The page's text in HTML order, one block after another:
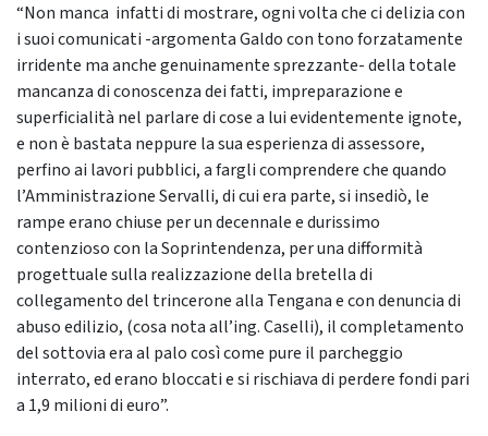
“Non manca infatti di mostrare, ogni volta che ci delizia con
i suoi comunicati -argomenta Galdo con tono forzatamente
irridente ma anche genuinamente sprezzante- della totale
mancanza di conoscenza dei fatti, impreparazione e
superficialità nel parlare di cose a lui evidentemente ignote,
e non è bastata neppure la sua esperienza di assessore,
perfino ai lavori pubblici, a fargli comprendere che quando
l’Amministrazione Servalli, di cui era parte, si insediò, le
rampe erano chiuse per un decennale e durissimo
contenzioso con la Soprintendenza, per una difformità
progettuale sulla realizzazione della bretella di
collegamento del trincerone alla Tengana e con denuncia di
abuso edilizio, (cosa nota all’ing. Caselli), il completamento
del sottovia era al palo così come pure il parcheggio
interrato, ed erano bloccati e si rischiava di perdere fondi pari
a 1,9 milioni di euro”.